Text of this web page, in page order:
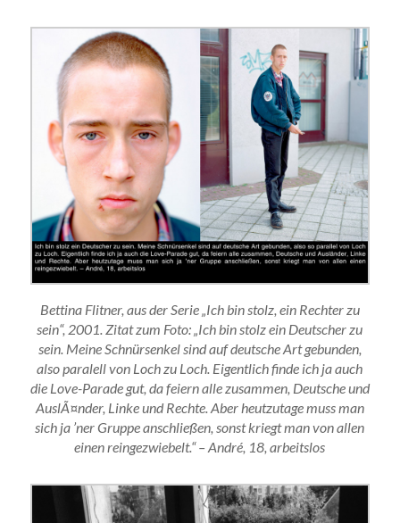
Bettina Flitner, aus der Serie „Ich bin stolz, ein Rechter zu
sein“, 2001. Zitat zum Foto: „Ich bin stolz ein Deutscher zu
sein. Meine Schnürsenkel sind auf deutsche Art gebunden,
also paralell von Loch zu Loch. Eigentlich finde ich ja auch
die Love-Parade gut, da feiern alle zusammen, Deutsche und
AuslÃ¤nder, Linke und Rechte. Aber heutzutage muss man
sich ja ’ner Gruppe anschließen, sonst kriegt man von allen
einen reingezwiebelt.“ – André, 18, arbeitslos